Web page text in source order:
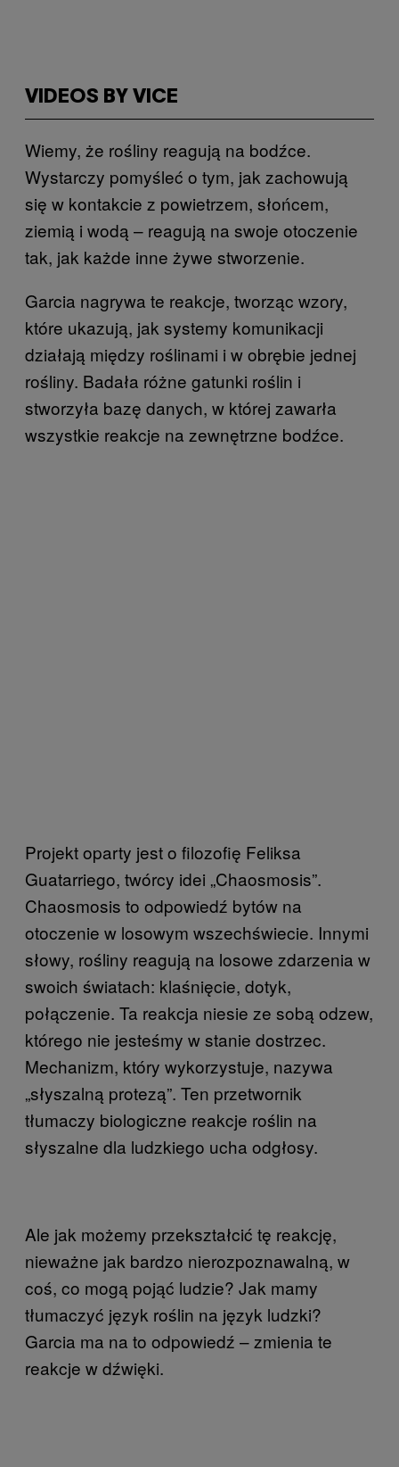
VIDEOS BY VICE
Wiemy, że rośliny reagują na bodźce.
Wystarczy pomyśleć o tym, jak zachowują
się w kontakcie z powietrzem, słońcem,
ziemią i wodą – reagują na swoje otoczenie
tak, jak każde inne żywe stworzenie.
Garcia nagrywa te reakcje, tworząc wzory,
które ukazują, jak systemy komunikacji
działają między roślinami i w obrębie jednej
rośliny. Badała różne gatunki roślin i
stworzyła bazę danych, w której zawarła
wszystkie reakcje na zewnętrzne bodźce.
Projekt oparty jest o filozofię Feliksa
Guatarriego, twórcy idei „Chaosmosis”.
Chaosmosis to odpowiedź bytów na
otoczenie w losowym wszechświecie. Innymi
słowy, rośliny reagują na losowe zdarzenia w
swoich światach: klaśnięcie, dotyk,
połączenie. Ta reakcja niesie ze sobą odzew,
którego nie jesteśmy w stanie dostrzec.
Mechanizm, który wykorzystuje, nazywa
„słyszalną protezą”. Ten przetwornik
tłumaczy biologiczne reakcje roślin na
słyszalne dla ludzkiego ucha odgłosy.
Ale jak możemy przekształcić tę reakcję,
nieważne jak bardzo nierozpoznawalną, w
coś, co mogą pojąć ludzie? Jak mamy
tłumaczyć język roślin na język ludzki?
Garcia ma na to odpowiedź – zmienia te
reakcje w dźwięki.